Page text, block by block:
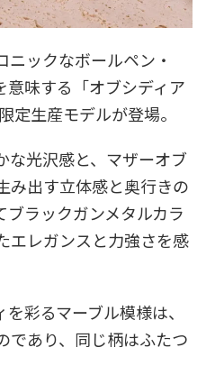
ックなボールペン・
意味する「オブシディア
定生産モデルが登場。
な光沢感と、マザーオブ
み出す立体感と奥行きの
ブラックガンメタルカラ
エレガンスと力強さを感
彩るマーブル模様は、
であり、同じ柄はふたつ